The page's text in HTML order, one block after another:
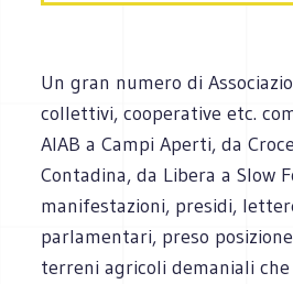
Un gran numero di
collettivi, cooperative etc.
AIAB a Campi Aperti, da
Contadina, da Libera a Slow
manifestazioni, presidi,
parlamentari, preso
terreni agricoli demaniali